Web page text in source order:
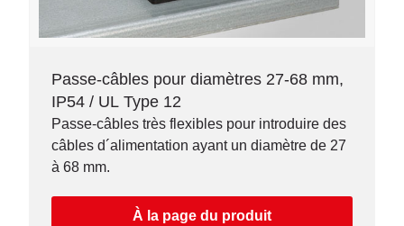
Passe-câbles pour diamètres 27-68 mm,
IP54 / UL Type 12
Passe-câbles très flexibles pour introduire des
câbles d´alimentation ayant un diamètre de 27
à 68 mm.
À la page du produit